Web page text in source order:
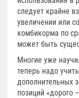
следует крайне
увеличении или
комбикорма по
может быть
Многие уже
теперь надо
дополнительных
позиций «дорого